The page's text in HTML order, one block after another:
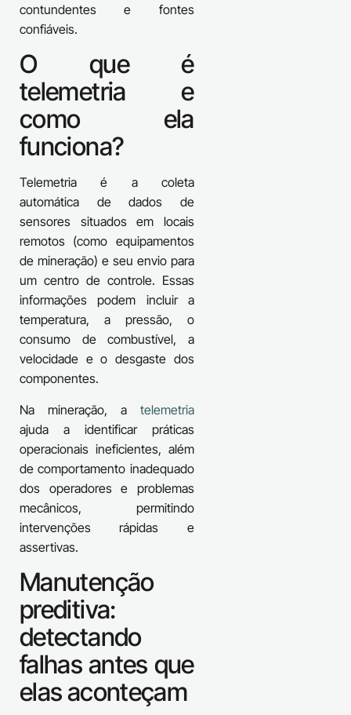
contundentes e fontes
confiáveis.
O que é
telemetria e
como ela
funciona?
Telemetria é a coleta
automática de dados de
sensores situados em locais
remotos (como equipamentos
de mineração) e seu envio para
um centro de controle. Essas
informações podem incluir a
temperatura, a pressão, o
consumo de combustível, a
velocidade e o desgaste dos
componentes.
Na mineração, a telemetria
ajuda a identificar práticas
operacionais ineficientes, além
de comportamento inadequado
dos operadores e problemas
mecânicos, permitindo
intervenções rápidas e
assertivas.
Manutenção
preditiva:
detectando
falhas antes que
elas aconteçam